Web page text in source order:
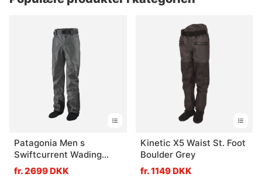
Patagonia Men s
Swiftcurrent Wading
Pants
fr. 2699 DKK
Kinetic X5 Waist St. Foot
Boulder Grey
fr. 1149 DKK